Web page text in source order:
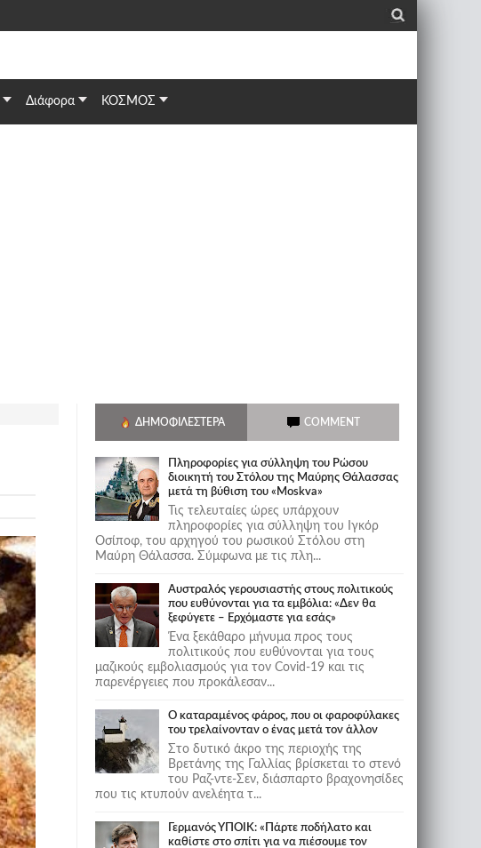
_
Διάφορα ΚΟΣΜΟΣ
ΔΗΜΟΦΙΛΈΣΤΕΡΑ COMMENT
Πληροφορίες για σύλληψη του Ρώσου
διοικητή του Στόλου της Mαύρης Θάλασσας
μετά τη βύθιση του «Moskva»
Τις τελευταίες ώρες υπάρχουν
πληροφορίες για σύλληψη του Ιγκόρ
Οσίποφ, του αρχηγού του ρωσικού Στόλου στη
Μαύρη Θάλασσα. Σύμφωνα με τις πλη...
Αυστραλός γερουσιαστής στους πολιτικούς
που ευθύνονται για τα εμβόλια: «Δεν θα
ξεφύγετε – Ερχόμαστε για εσάς»
Ένα ξεκάθαρο μήνυμα προς τους
πολιτικούς που ευθύνονται για τους
μαζικούς εμβολιασμούς για τον Covid-19 και τις
παρενέργειες που προκάλεσαν...
Ο καταραμένος φάρος, που οι φαροφύλακες
του τρελαίνονταν ο ένας μετά τον άλλον
Στο δυτικό άκρο της περιοχής της
Βρετάνης της Γαλλίας βρίσκεται το στενό
του Ραζ-ντε-Σεν, διάσπαρτο βραχονησίδες
που τις κτυπούν ανελέητα τ...
Γερμανός ΥΠΟΙΚ: «Πάρτε ποδήλατο και
καθίστε στο σπίτι για να πιέσουμε τον